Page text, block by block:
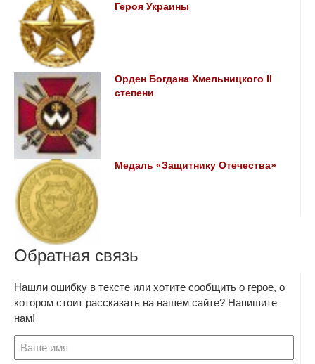
Героя Украины
Орден Богдана Хмельницкого II
степени
Медаль «Защитнику Отечества»
Обратная связь
Нашли ошибку в тексте или хотите сообщить о герое, о
котором стоит рассказать на нашем сайте? Напишите
нам!